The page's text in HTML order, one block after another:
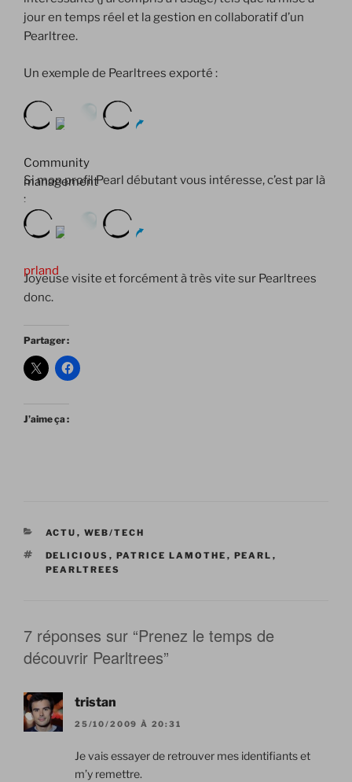
jour en temps réel et la gestion en collaboratif d’un
Pearltree.
Un exemple de Pearltrees exporté :
Community
management
Si mon profil Pearl débutant vous intéresse, c’est par là
:
prland
Joyeuse visite et forcément à très vite sur Pearltrees
donc.
Partager :
J’aime ça :
CATÉGORIES
ACTU , WEB/TECH
ÉTIQUETTES
DELICIOUS , PATRICE LAMOTHE , PEARL ,
PEARLTREES
7 réponses sur “Prenez le temps de
découvrir Pearltrees”
tristan
25/10/2009 À 20:31
Je vais essayer de retrouver mes identifiants et
m’y remettre.